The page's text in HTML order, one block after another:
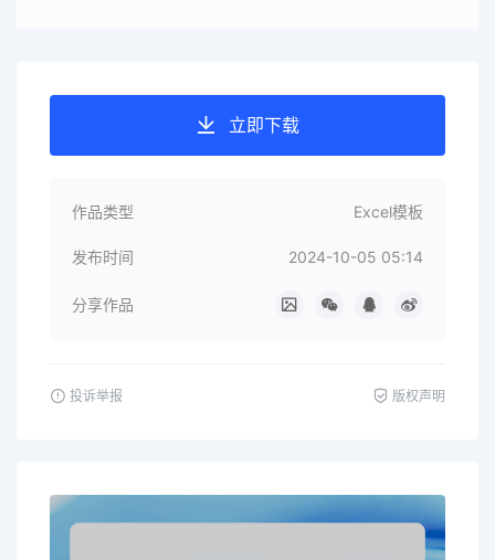
立即下载
作品类型 Excel模板
发布时间 2024-10-05 05:14
分享作品
投诉举报 版权声明